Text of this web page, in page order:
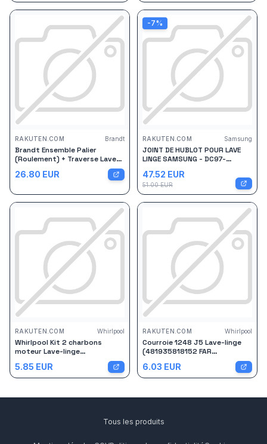
BRANDT FUNIX AYA SABA
SAMSUNG LISTO THOMSON
ALTUS FAR SANGIORGIO
BLUESKY)
RAKUTEN.COM Brandt
Brandt Ensemble Palier
(Roulement) + Traverse Lave
Linge Samsung Calex Swt400p
26.80 EUR
-7%
RAKUTEN.COM Samsung
JOINT DE HUBLOT POUR LAVE
LINGE SAMSUNG - DC97-
47.52 EUR
51.00 EUR
RAKUTEN.COM Whirlpool
Whirlpool Kit 2 charbons
moteur Lave-linge
KITCHENAID WALTHAM
BAUKNECHT SMEG AYA CANDY
VEDETTE ARTHUR MARTIN
5.85 EUR
RAKUTEN.COM Whirlpool
Courroie 1248 J5 Lave-linge
(481935818152 FAR
WHIRLPOOL LADEN IGNIS
SAMSUNG BAUCKNECHT)
6.03 EUR
Tous les produits